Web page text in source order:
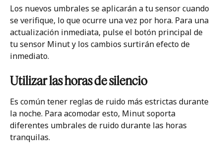
Los nuevos umbrales se aplicarán a tu sensor cuando
se verifique, lo que ocurre una vez por hora. Para una
actualización inmediata, pulse el botón principal de
tu sensor Minut y los cambios surtirán efecto de
inmediato.
Utilizar las horas de silencio
Es común tener reglas de ruido más estrictas durante
la noche. Para acomodar esto, Minut soporta
diferentes umbrales de ruido durante las horas
tranquilas.